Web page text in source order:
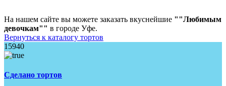
На нашем сайте вы можете заказать вкуснейшие ""Любимым
девочкам"" в городе Уфе.
Вернуться к каталогу тортов
15940
Сделано тортов